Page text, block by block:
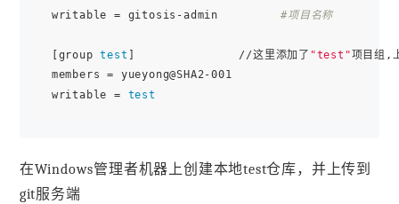
writable = gitosis-admin #项目名称
[group test ]               //这里添加了 "test"项目组,
members = yueyong@SHA2-001
writable = test
在Windows管理者机器上创建本地test仓库，并上传到
git服务端